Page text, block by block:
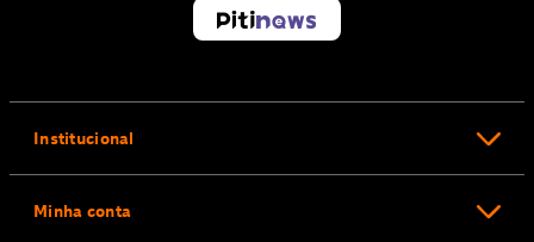
Institucional
Minha conta